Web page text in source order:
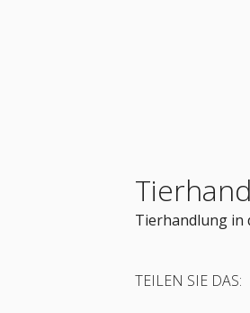
Tierhandlung in
TEILEN SIE DAS: